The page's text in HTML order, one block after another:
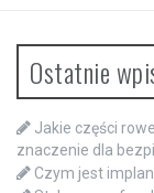
Ostatnie
Jakie części
znaczenie dla
Czym jest